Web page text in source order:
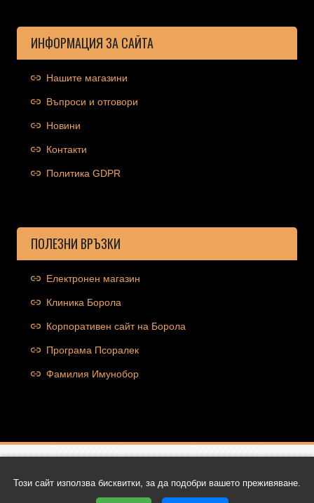
ИНФОРМАЦИЯ ЗА САЙТА
Нашите магазини
Въпроси и отговори
Новини
Контакти
Политика GDPR
ПОЛЕЗНИ ВРЪЗКИ
Електронен магазин
Клиника Борола
Корпоративен сайт на Борола
Програма Псоралек
Фамилия Имунобор
Copyright © 2026 Ocolut.com | Всички права запазени | Уеб
дизайн и SEO от Трибест
Този сайт използва бисквитки, за да подобри вашето преживяване.